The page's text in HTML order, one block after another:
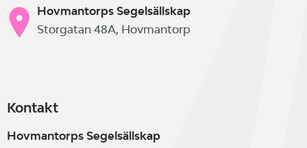
Hovmantorps Segelsällskap
Storgatan 48A, Hovmantorp
Kontakt
Hovmantorps Segelsällskap